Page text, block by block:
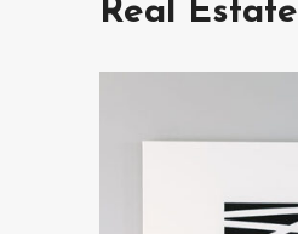
Real Estate